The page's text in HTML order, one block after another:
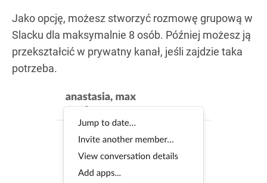
Jako opcję, możesz stworzyć rozmowę grupową w
Slacku dla maksymalnie 8 osób. Później możesz ją
przekształcić w prywatny kanał, jeśli zajdzie taka
potrzeba.